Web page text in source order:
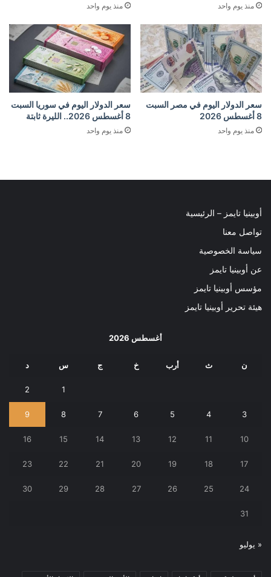
منذ يوم واحد منذ يوم واحد
سعر الدولار اليوم في مصر السبت
8 أغسطس 2026
منذ يوم واحد
سعر الدولار اليوم في سوريا السبت
8 أغسطس 2026.. الليرة ثابتة
منذ يوم واحد
أوبينيا تايمز – الرئيسية
تواصل معنا
سياسة الخصوصية
عن أوبينيا تايمز
مؤسس أوبينيا تايمز
هيئة تحرير أوبينيا تايمز
أغسطس 2026
ن ث أرب خ ج س د
1
2
3
4
5
6
7
8
9
10
11
12
13
14
15
16
17
18
19
20
21
22
23
24
25
26
27
28
29
30
31
« يوليو